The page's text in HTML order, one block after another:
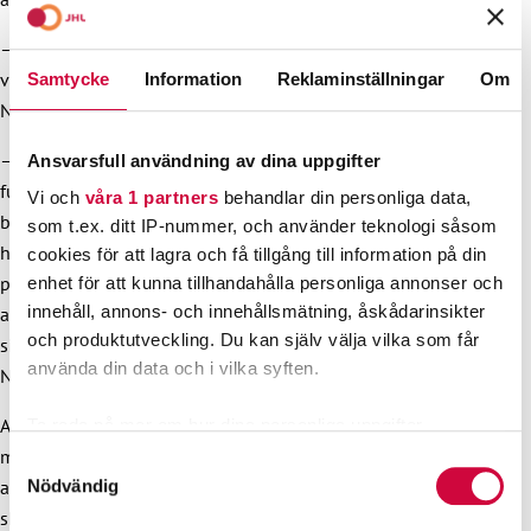
Samtycke Information Reklaminställningar Om
Ansvarsfull användning av dina uppgifter
Vi och våra 1 partners behandlar din personliga data,
som t.ex. ditt IP-nummer, och använder teknologi såsom
cookies för att lagra och få tillgång till information på din
enhet för att kunna tillhandahålla personliga annonser och
innehåll, annons- och innehållsmätning, åskådarinsikter
och produktutveckling. Du kan själv välja vilka som får
använda din data och i vilka syften.
Du kan ändra eller dra tillbaka ditt samtycke när som
Samtyckesval
Nödvändig
–Anställningsvillkoren är betydligt sämre än om
välfärdsområdena skulle producera tjänsten själv, betonar
Niemi-Laine.
– Trots att personlig assistans är en central del av
funktionshinderservicen har branschens löneutveckling
blivit efter den allmänna utvecklingen inom social- och
hälsovården. Ställningen och anställningsvillkoren för
personliga assistenter som arbetar inom
arbetsgivarmodellen måste förbättras så att de kan förbinda
sig till sitt krävande arbete och leva på sin lön, fortsätter
Niemi-Laine.
Arbetsgivarmodellen möjliggör även långa arbetsskift. JHL
motsätter sig inte i sig de flexibla arbetstider som ingår i
arbetets natur, så länge som assistenternas arbetarskydd är i
skick. I nuläget får de personliga assistenterna emellertid